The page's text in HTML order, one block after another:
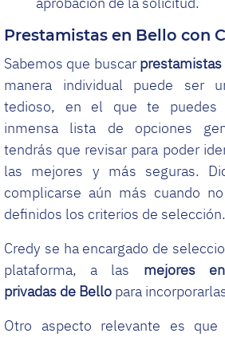
Prestamistas en Bello con
Sabemos que buscar
manera individual puede ser
tedioso, en el que te puedes
inmensa lista de opciones
tendrás que revisar para poder
las mejores y más seguras.
complicarse aún más cuando
definidos los criterios de selección.
Credy se ha encargado de
plataforma, a las mejores
privadas de Bello para
Otro aspecto relevante es que